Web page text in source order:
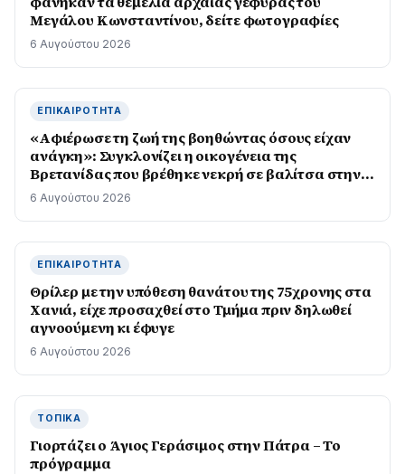
Μεγάλου Κωνσταντίνου, δείτε φωτογραφίες
6 Αυγούστου 2026
ΕΠΙΚΑΙΡΌΤΗΤΑ
«Αφιέρωσε τη ζωή της βοηθώντας όσους είχαν
ανάγκη»: Συγκλονίζει η οικογένεια της
Βρετανίδας που βρέθηκε νεκρή σε βαλίτσα στην
Κυψέλη
6 Αυγούστου 2026
ΕΠΙΚΑΙΡΌΤΗΤΑ
Θρίλερ με την υπόθεση θανάτου της 75χρονης στα
Χανιά, είχε προσαχθεί στο Τμήμα πριν δηλωθεί
αγνοούμενη κι έφυγε
6 Αυγούστου 2026
ΤΟΠΙΚΆ
Γιορτάζει ο Άγιος Γεράσιμος στην Πάτρα – Το
πρόγραμμα